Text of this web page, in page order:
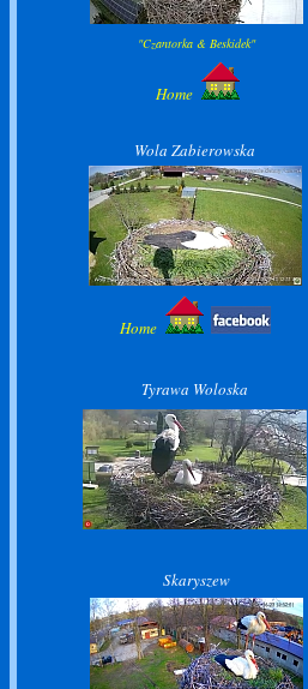
"Czantorka & Beskidek"
Home
Wola Zabierowska
Home
Tyrawa Woloska
Skaryszew